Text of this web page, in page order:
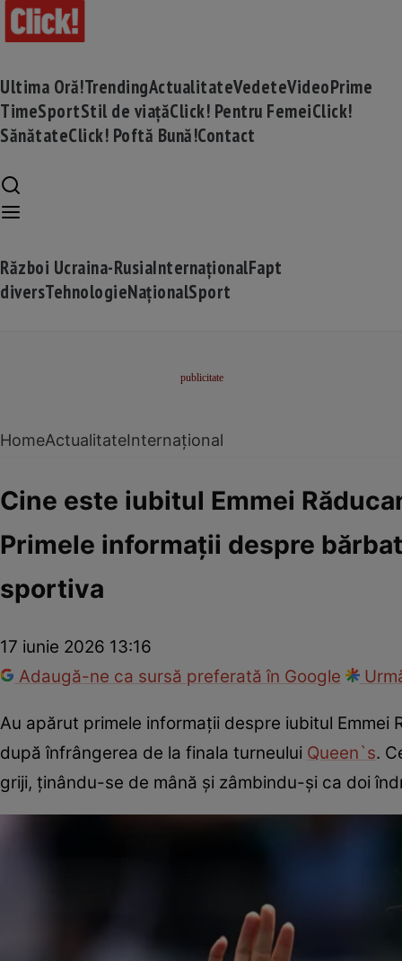
Ultima Oră!TrendingActualitateVedeteVideoPrime
TimeSportStil de viațăClick! Pentru FemeiClick!
SănătateClick! Poftă Bună!Contact
Război Ucraina-RusiaInternaționalFapt
diversTehnologieNaționalSport
HomeActualitateInternațional
Cine este iubitul Emmei
Primele informații despre
sportiva
17 iunie 2026 13:16
Adaugă-ne ca sursă preferată în Google
Au apărut primele informații despre iubitul Emmei
după înfrângerea de la finala turneului Queen`s.
griji, ținându-se de mână și zâmbindu-și ca doi